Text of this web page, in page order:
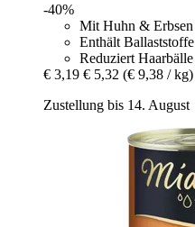
-40%
Mit Huhn & Erbsen
Enthält Ballaststoffe
Reduziert Haarbälle
€ 3,19 € 5,32 (€ 9,38 / kg)
Zustellung bis 14. August